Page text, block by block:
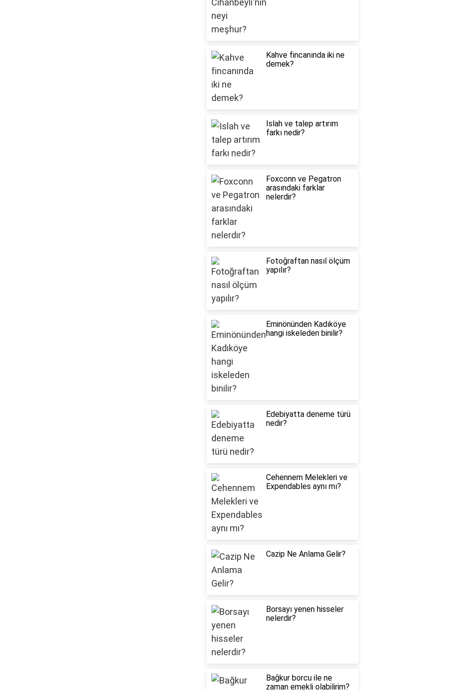
Kahve fincanında iki ne
demek?
Islah ve talep artırım
farkı nedir?
Foxconn ve Pegatron
arasındaki farklar
nelerdir?
Fotoğraftan nasıl ölçüm
yapılır?
Eminönünden Kadıköye
hangi iskeleden binilir?
Edebiyatta deneme türü
nedir?
Cehennem Melekleri ve
Expendables aynı mı?
Cazip Ne Anlama Gelir?
Borsayı yenen hisseler
nelerdir?
Bağkur borcu ile ne
zaman emekli olabilirim?